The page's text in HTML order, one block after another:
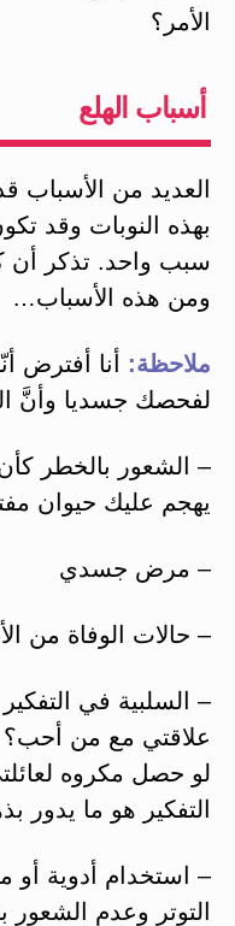
الأمر؟
أسباب الهلع
العديد من الأسباب
بهذه النوبات وقد
سبب واحد. تذكر أن
ومن هذه الأسباب…
ملاحظة: أنا أفترض
لفحصك جسديا وأنَّ
– الشعور بالخطر
يهجم عليك حيوان
– مرض جسدي
– حالات الوفاة من
– السلبية في
علاقتي مع من أحب؟
لو حصل مكروه
التفكير هو ما يدور
– استخدام أدوية أو
التوتر وعدم الشعور